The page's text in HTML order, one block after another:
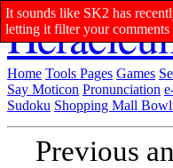
Home Tools Pages Games
Say Moticon Pronunciation
Sudoku Shopping Mall
Previous
It sounds like SK2 has
letting it filter your comments